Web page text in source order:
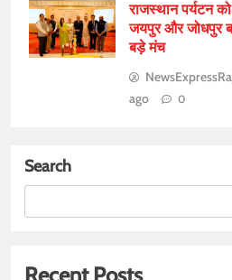
राजस्थान पर्यटन
जयपुर और जोधपुर
बड़े मंच
ago
0
Search